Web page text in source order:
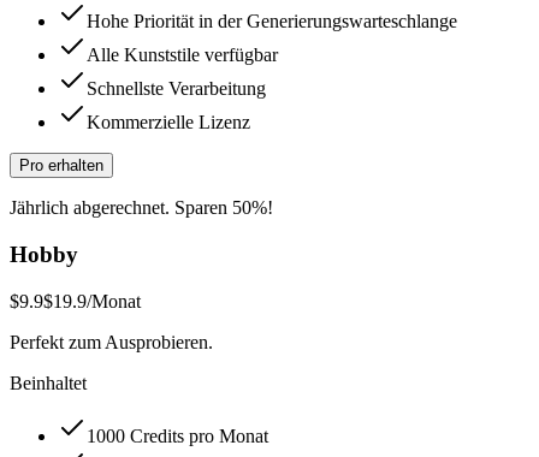
Hohe Priorität in der Generierungswarteschlange
Alle Kunststile verfügbar
Schnellste Verarbeitung
Kommerzielle Lizenz
Pro erhalten
Jährlich abgerechnet. Sparen 50%!
Hobby
$9.9$19.9/Monat
Perfekt zum Ausprobieren.
Beinhaltet
1000 Credits pro Monat